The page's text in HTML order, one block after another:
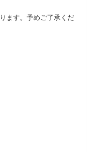
ます。予めご了承くだ